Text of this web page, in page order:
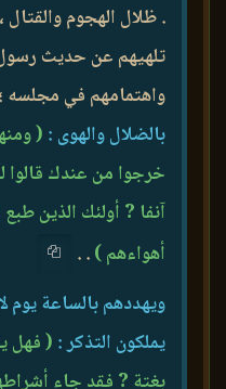
. ظلال الهجوم
تلهيهم عن حديث رسول
واهتمامهم في مجلسه ؛
بالضلال والهوى : (
خرجوا من عندك قالوا
آنفا ? أولئك الذين
أهواءهم ). .
ويهددهم بالساعة يوم
يملكون التذكر : ( فهل
بغتة ? فقد جاء